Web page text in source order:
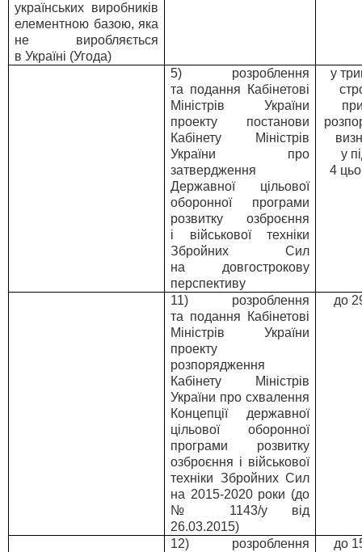
українських виробників
елементною базою, яка
не виробляється
в Україні (Угода)
5) розроблення
та подання Кабінетові
Міністрів України
проекту постанови
Кабінету Міністрів
України про
затвердження
Державної цільової
оборонної програми
розвитку озброєння
і військової техніки
Збройних Сил
на довгострокову
перспективу
у
у
4
11) розроблення
та подання Кабінетові
Міністрів України
проекту
розпорядження
Кабінету Міністрів
України про схвалення
Концепції державної
цільової оборонної
програми розвитку
озброєння і військової
техніки Збройних Сил
на 2015-2020 роки (до
№ 1143/у від
26.03.2015)
до
12) розроблення
до